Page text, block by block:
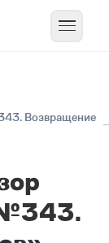
Возвращение